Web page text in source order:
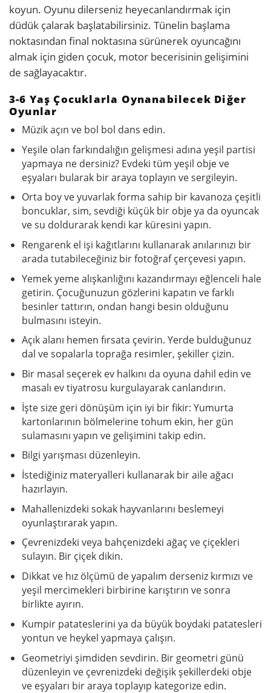
koyun. Oyunu dilerseniz heyecanlandırmak için
düdük çalarak başlatabilirsiniz. Tünelin başlama
noktasından final noktasına sürünerek oyuncağını
almak için giden çocuk, motor becerisinin gelişimini
de sağlayacaktır.
3-6 Yaş Çocuklarla Oynanabilecek Diğer
Oyunlar
Müzik açın ve bol bol dans edin.
Yeşile olan farkındalığın gelişmesi adına yeşil partisi
yapmaya ne dersiniz? Evdeki tüm yeşil obje ve
eşyaları bularak bir araya toplayın ve sergileyin.
Orta boy ve yuvarlak forma sahip bir kavanoza çeşitli
boncuklar, sim, sevdiği küçük bir obje ya da oyuncak
ve su doldurarak kendi kar küresini yapın.
Rengarenk el işi kağıtlarını kullanarak anılarınızı bir
arada tutabileceğiniz bir fotoğraf çerçevesi yapın.
Yemek yeme alışkanlığını kazandırmayı eğlenceli hale
getirin. Çocuğunuzun gözlerini kapatın ve farklı
besinler tattırın, ondan hangi besin olduğunu
bulmasını isteyin.
Açık alanı hemen fırsata çevirin. Yerde bulduğunuz
dal ve sopalarla toprağa resimler, şekiller çizin.
Bir masal seçerek ev halkını da oyuna dahil edin ve
masalı ev tiyatrosu kurgulayarak canlandırın.
İşte size geri dönüşüm için iyi bir fikir: Yumurta
kartonlarının bölmelerine tohum ekin, her gün
sulamasını yapın ve gelişimini takip edin.
Bilgi yarışması düzenleyin.
İstediğiniz materyalleri kullanarak bir aile ağacı
hazırlayın.
Mahallenizdeki sokak hayvanlarını beslemeyi
oyunlaştırarak yapın.
Çevrenizdeki veya bahçenizdeki ağaç ve çiçekleri
sulayın. Bir çiçek dikin.
Dikkat ve hız ölçümü de yapalım derseniz kırmızı ve
yeşil mercimekleri birbirine karıştırın ve sonra
birlikte ayırın.
Kumpir patateslerini ya da büyük boydaki patatesleri
yontun ve heykel yapmaya çalışın.
Geometriyi şimdiden sevdirin. Bir geometri günü
düzenleyin ve çevrenizdeki değişik şekillerdeki obje
ve eşyaları bir araya toplayıp kategorize edin.